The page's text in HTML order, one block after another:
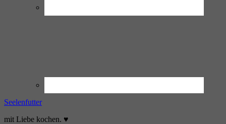
Seelenfutter
mit Liebe kochen. ♥